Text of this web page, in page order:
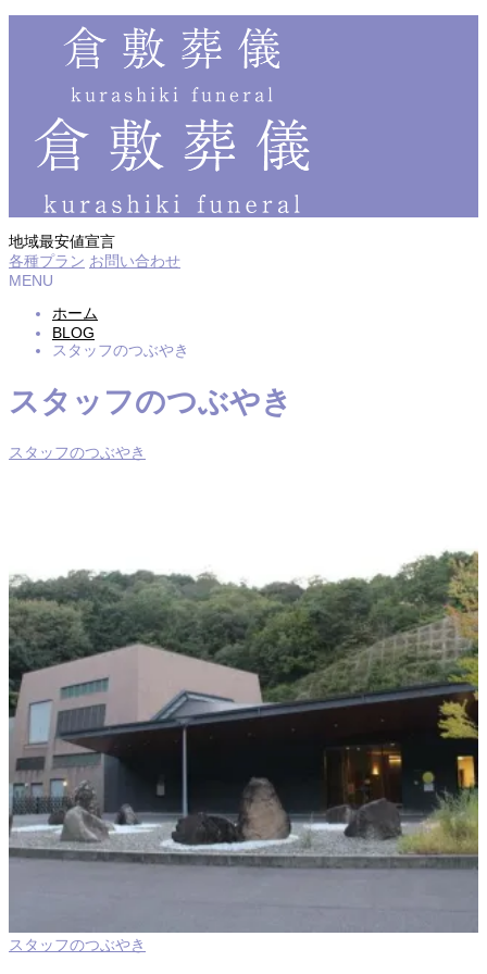
地域最安値宣言
各種プラン お問い合わせ
MENU
ホーム
BLOG
スタッフのつぶやき
スタッフのつぶやき
スタッフのつぶやき
スタッフのつぶやき